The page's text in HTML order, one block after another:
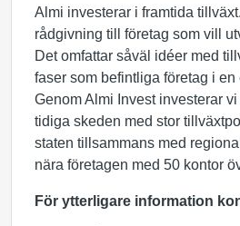
Almi investerar i framtida
rådgivning till företag som vill
Det omfattar såväl idéer med
faser som befintliga företag i
Genom Almi Invest investerar
tidiga skeden med stor
staten tillsammans med
nära företagen med 50 kontor
För ytterligare information